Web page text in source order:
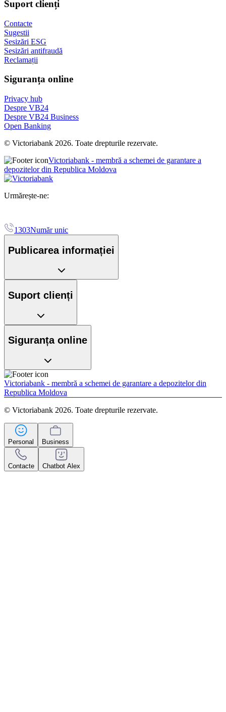
Suport clienți
Contacte
Sugestii
Sesizări ESG
Sesizări antifraudă
Reclamații
Siguranța online
Privacy hub
Despre VB24
Despre VB24 Business
Open Banking
© Victoriabank 2026. Toate drepturile rezervate.
Victoriabank - membră a schemei de garantare a
depozitelor din Republica Moldova
Urmărește-ne:
1303Număr unic
Publicarea informației
Suport clienți
Siguranța online
Victoriabank - membră a schemei de garantare a depozitelor din
Republica Moldova
© Victoriabank 2026. Toate drepturile rezervate.
Personal Business
Contacte Chatbot Alex